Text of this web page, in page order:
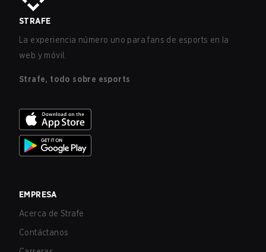
STRAFE
La experiencia número uno para fans de esports en la
web y móvil.
Strafe, todo sobre esports
EMPRESA
Acerca de Strafe
Contáctanos